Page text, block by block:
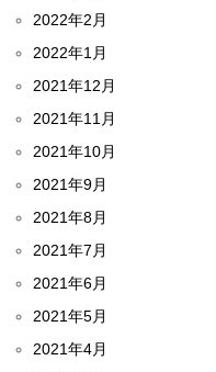
2022年2月
2022年1月
2021年12月
2021年11月
2021年10月
2021年9月
2021年8月
2021年7月
2021年6月
2021年5月
2021年4月